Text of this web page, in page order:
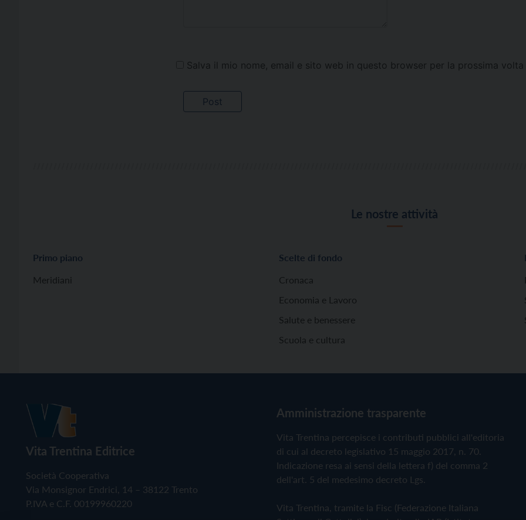
Salva il mio nome, email e sito web in questo browser per la prossima
Le nostre attività
Primo piano
Meridiani
Scelte di fondo
Cronaca
Economia e Lavoro
Salute e benessere
Scuola e cultura
Vita Trentina Editrice
Società Cooperativa
Via Monsignor Endrici, 14 – 38122 Trento
P.IVA e C.F. 00199960220
Amministrazione trasparente
Vita Trentina percepisce i contributi pubblici all'editoria
di cui al decreto legislativo 15 maggio 2017, n. 70.
Indicazione resa ai sensi della lettera f) del comma 2
dell'art. 5 del medesimo decreto Lgs.
Vita Trentina, tramite la Fisc (Federazione Italiana